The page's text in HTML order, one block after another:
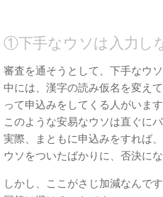
①下手なウソは入力し
審査を通そうとして、下手なウ
中には、漢字の読み仮名を変え
って申込みをしてくる人がいます
このような安易なウソは直ぐにバ
実際、まともに申込みをすれば
ウソをついたばかりに、否決に
しかし、ここがさじ加減なんで